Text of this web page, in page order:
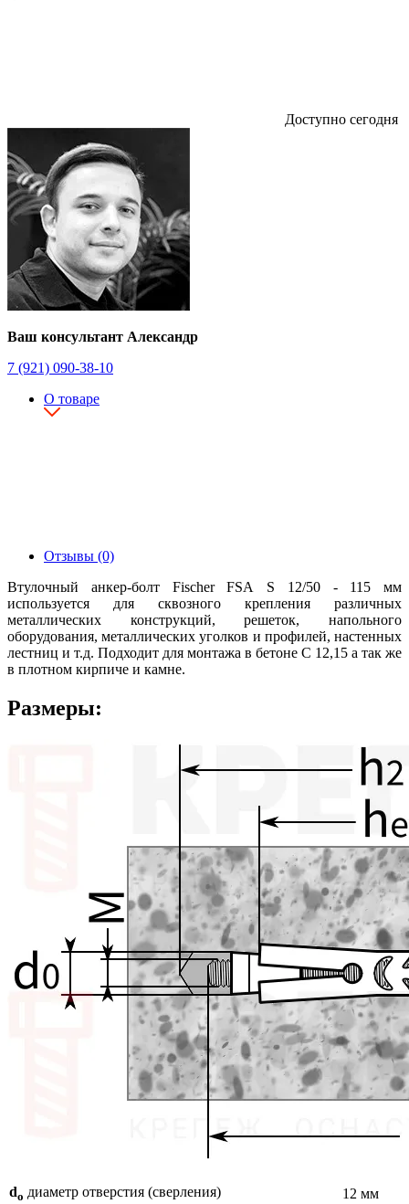
Доступно сегодня
Ваш консультант Александр
7 (921) 090-38-10
О товаре
Отзывы (0)
Втулочный анкер-болт Fischer FSA S 12/50 - 115 мм
используется для сквозного крепления различных
металлических конструкций, решеток, напольного
оборудования, металлических уголков и профилей, настенных
лестниц и т.д. Подходит для монтажа в бетоне С 12,15 а так же
в плотном кирпиче и камне.
Размеры:
do диаметр отверстия (сверления)
12 мм